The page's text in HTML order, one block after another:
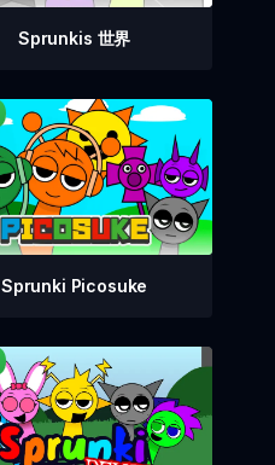
Sprunkis 世界
Sprunki Picosuke